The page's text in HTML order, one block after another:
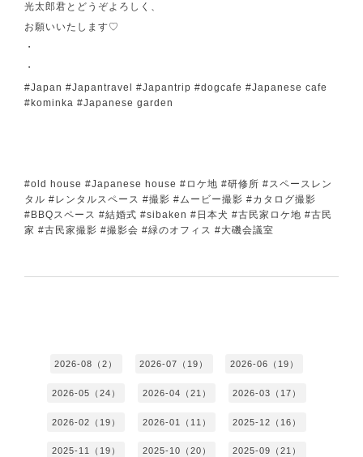
光太郎君とどうぞよろしく、
お願いいたします♡
・
・
#Japan #Japantravel #Japantrip #dogcafe #Japanese cafe
#kominka #Japanese garden
#old house #Japanese house #ロケ地 #研修所 #スペースレン
タル #レンタルスペース #撮影 #ムービー撮影 #カタログ撮影
#BBQスペース #結婚式 #sibaken #日本犬 #古民家ロケ地 #古民
家 #古民家撮影 #撮影会 #緑のオフィス #大磯会議室
2026-08（2） 2026-07（19） 2026-06（19）
2026-05（24） 2026-04（21） 2026-03（17）
2026-02（19） 2026-01（11） 2025-12（16）
2025-11（19） 2025-10（20） 2025-09（21）